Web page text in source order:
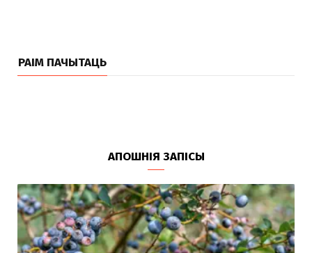
РАІМ ПАЧЫТАЦЬ
АПОШНІЯ ЗАПІСЫ